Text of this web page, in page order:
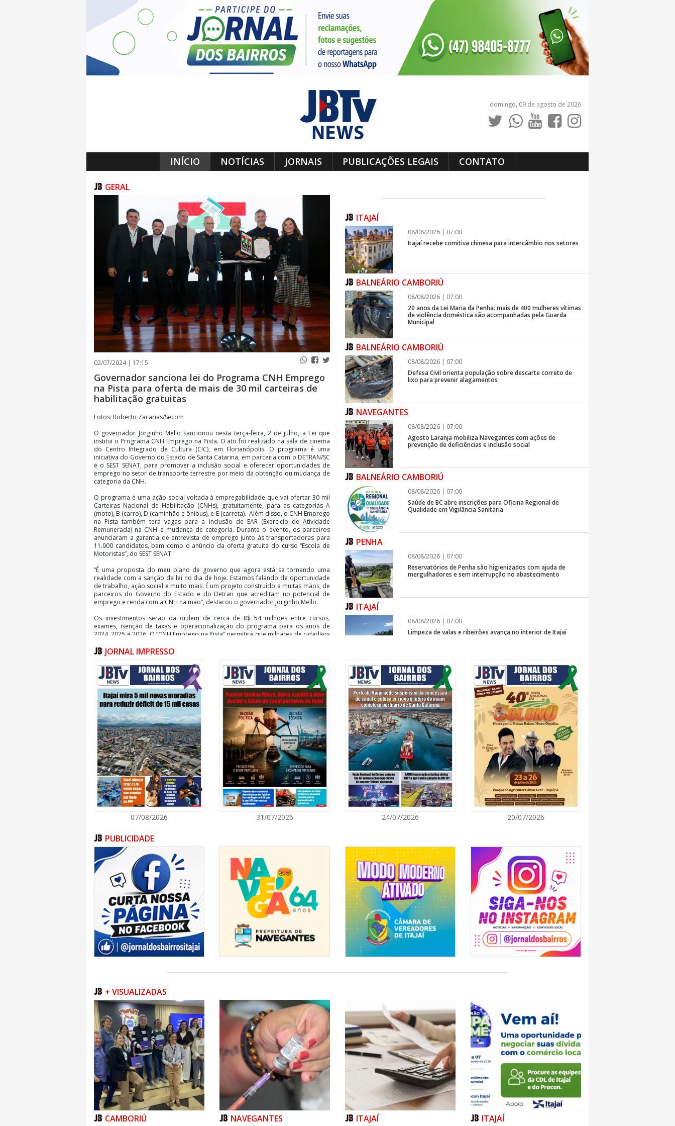
domingo, 09 de agosto de 2026
INÍCIO NOTÍCIAS JORNAIS PUBLICAÇÕES LEGAIS CONTATO
GERAL
02/07/2024 | 17:15
Governador sanciona lei do Programa CNH Emprego
na Pista para oferta de mais de 30 mil carteiras de
habilitação gratuitas
Fotos: Roberto Zacarias/Secom
O governador Jorginho Mello sancionou nesta terça-feira, 2 de julho, a Lei que
institui o Programa CNH Emprego na Pista. O ato foi realizado na sala de cinema
do Centro Integrado de Cultura (CIC), em Florianópolis. O programa é uma
iniciativa do Governo do Estado de Santa Catarina, em parceria com o DETRAN/SC
e o SEST SENAT, para promover a inclusão social e oferecer oportunidades de
emprego no setor de transporte terrestre por meio da obtenção ou mudança de
categoria da CNH.
O programa é uma ação social voltada à empregabilidade que vai ofertar 30 mil
Carteiras Nacional de Habilitação (CNHs), gratuitamente, para as categorias A
(moto), B (carro), D (caminhão e ônibus), e E (carreta). Além disso, o CNH Emprego
na Pista também terá vagas para a inclusão de EAR (Exercício de Atividade
Remunerada) na CNH e mudança de categoria. Durante o evento, os parceiros
anunciaram a garantia de entrevista de emprego junto às transportadoras para
11.900 candidatos, bem como o anúncio da oferta gratuita do curso “Escola de
Motoristas”, do SEST SENAT.
“É uma proposta do meu plano de governo que agora está se tornando uma
realidade com a sanção da lei no dia de hoje. Estamos falando de oportunidade
de trabalho, ação social e muito mais. É um projeto construído a muitas mãos, de
parceiros do Governo do Estado e do Detran que acreditam no potencial de
emprego e renda com a CNH na mão”, destacou o governador Jorginho Mello.
Os investimentos serão da ordem de cerca de R$ 54 milhões entre cursos,
exames, isenção de taxas e operacionalização do programa para os anos de
2024, 2025 e 2026. O “CNH Emprego na Pista” permitirá que milhares de cidadãos
o programa vai retirar profissionais da informalidade, com a inclusão da
observação “EAR” nas habilitações de quem já trabalha na área. As inscrições
começam a partir do dia 15 de julho pelo site:
www.empregonapista.detran.sc.gov.br.
“Com esse programa vamos atender uma demanda de falta de mão de obra nas
categorias D e E. O Governo do Estado vai estar preparando e habilitando esses
candidatos à vaga. E temos muitas pessoas que precisam da habilitação na
categoria A e B, por exemplo, para prestar um concurso público. Essa é uma
oportunidade para quem quer entrar no mercado de trabalho, ter uma
ascendência na carreira ou se profissionalizar”, disse o presidente do Detran/SC,
Kennedy Nunes.
Como o Programa vai funcionar?
O Estado de Santa Catarina vai custear os serviços referentes a 1ª Habilitação,
Mudança de Categoria ou Inclusão de EAR;
O SEST SENAT vai auxiliar o DETRAN na operacionalização do Programa, porque já
tem uma grande experiência na execução desse tipo de serviço;
O SEST SENAT fará a conferência dos documentos e, quando necessário, recrutará
a Secretaria de Assistência Social para consulta ao banco de dados do CADúnico;
Formação de Condutores (CFC) para iniciar as aulas teóricas.
O Programa conta com a participação de parceiros como as secretarias de
Estado da Assistência Social, Mulher e Família; de Portos, Aeroportos e Ferrovias;
e da Indústria, do Comércio e do Serviço; além de SEST SENAT, Fetrancesc,
SEBRAE/SC, Fenamoto – Federação Nacional dos Mototaxistas e Motoboys, AMASC
– Associação dos Motoristas de Aplicativo de Santa Catarina, FABET e Arteris
Litoral Sul. Também envolve Centros de Formação de Condutores, médicos e
psicólogos de trânsito, laboratórios e Fundação Adolpho Bósio de Educação no
Transporte.
Fonte: Governo SC
ITAJAÍ
08/08/2026 | 07:00
Itajaí recebe comitiva chinesa para intercâmbio nos setores
BALNEÁRIO CAMBORIÚ
08/08/2026 | 07:00
20 anos da Lei Maria da Penha: mais de 400 mulheres vítimas
de violência doméstica são acompanhadas pela Guarda
Municipal
BALNEÁRIO CAMBORIÚ
08/08/2026 | 07:00
Defesa Civil orienta população sobre descarte correto de
lixo para prevenir alagamentos
NAVEGANTES
08/08/2026 | 07:00
Agosto Laranja mobiliza Navegantes com ações de
prevenção de deficiências e inclusão social
BALNEÁRIO CAMBORIÚ
08/08/2026 | 07:00
Saúde de BC abre inscrições para Oficina Regional de
Qualidade em Vigilância Sanitária
PENHA
08/08/2026 | 07:00
Reservatórios de Penha são higienizados com ajuda de
mergulhadores e sem interrupção no abastecimento
ITAJAÍ
08/08/2026 | 07:00
Limpeza de valas e ribeirões avança no interior de Itajaí
ITAJAÍ
08/08/2026 | 07:00
8º Capoezade promove semana de oficinas gratuitas e
atividades culturais em Itajaí
GERAL
08/08/2026 | 07:00
Univali e Câmara de Vereadores de Itajaí reúnem
especialistas para discutir políticas públicas e inovação
BALNEÁRIO CAMBORIÚ
08/08/2026 | 07:00
BALNEÁRIO CAMBORIÚ
08/08/2026 | 07:00
Setor judicial de medicamentos de BC estará fechado nos
dias 10 e 11 de agosto para realização de inventário
JORNAL IMPRESSO
07/08/2026 31/07/2026 24/07/2026 20/07/2026
PUBLICIDADE
+ VISUALIZADAS
CAMBORIÚ NAVEGANTES ITAJAÍ ITAJAÍ